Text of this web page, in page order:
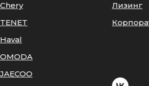
Chery
TENET
Haval
OMODA
JAECOO
Лизинг